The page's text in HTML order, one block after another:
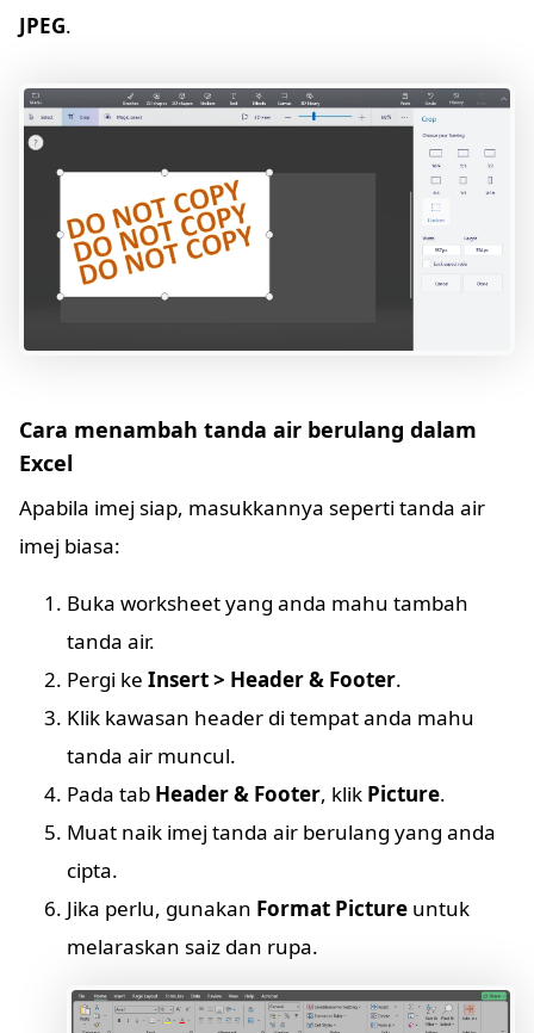
JPEG.
Cara menambah tanda air berulang dalam
Excel
Apabila imej siap, masukkannya seperti tanda air
imej biasa:
Buka worksheet yang anda mahu tambah
tanda air.
Pergi ke Insert > Header & Footer.
Klik kawasan header di tempat anda mahu
tanda air muncul.
Pada tab Header & Footer, klik Picture.
Muat naik imej tanda air berulang yang anda
cipta.
Jika perlu, gunakan Format Picture untuk
melaraskan saiz dan rupa.